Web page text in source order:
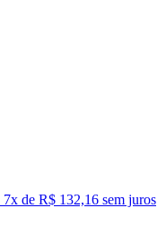
7x de R$ 132,16 sem juros